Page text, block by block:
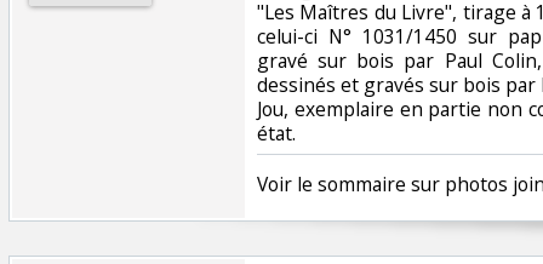
"Les Maîtres du Livre", tirage à
celui-ci N° 1031/1450 sur
gravé sur bois par Paul
dessinés et gravés sur bois
Jou, exemplaire en partie non
état. ‎
‎Voir le sommaire sur photos